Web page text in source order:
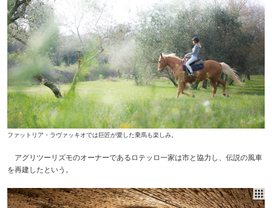
ファットリア・ラヴァッキオでは巨匠が愛した乗馬も楽しみ。
アグリツーリズモのオーナーであるロテッロ一家は市と協力し、伝説の風車
を再建したという。